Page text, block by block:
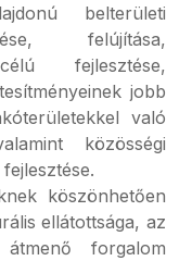
belterületi
felújítása,
fejlesztése,
jobb
való
közösségi
köszönhetően
ellátottsága, az
forgalom